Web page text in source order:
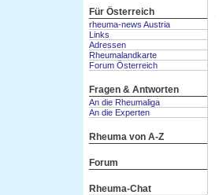
Für Österreich
rheuma-news Austria
Links
Adressen
Rheumalandkarte
Forum Österreich
Fragen & Antworten
An die Rheumaliga
An die Experten
Rheuma von A-Z
Forum
Rheuma-Chat